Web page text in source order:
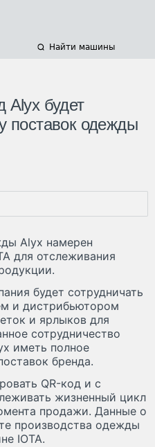
Найти машины
Alyx будет
поставок одежды
Alyx намерен
для отслеживания
будет сотрудничать
и дистрибьютором
и ярлыков для
сотрудничество
иметь полное
бренда.
QR-код и с
жизненный цикл
продажи. Данные о
производства одежды
IOTA.